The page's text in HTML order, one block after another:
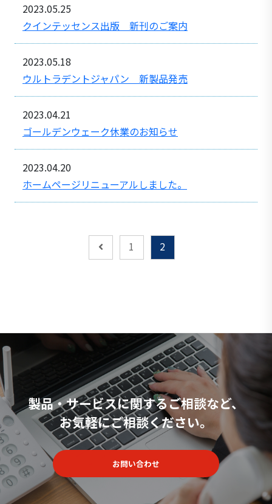
2023.05.25
クインテッセンス出版 新刊のご案内
2023.05.18
ウルトラデントジャパン 新製品発売
2023.04.21
ゴールデンウェーク休業のお知らせ
2023.04.20
ホームページリニューアルしました。
1 2
製品・サービスに関するご相談など、
お気軽にご相談ください。
お問い合わせ